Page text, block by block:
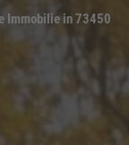
Immobilie in 73450